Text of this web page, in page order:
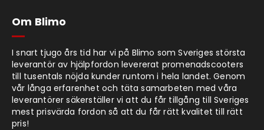
Om Blimo
I snart tjugo års tid har vi på Blimo som Sveriges största
leverantör av hjälpfordon levererat promenadscooters
till tusentals nöjda kunder runtom i hela landet. Genom
vår långa erfarenhet och täta samarbeten med våra
leverantörer säkerställer vi att du får tillgång till Sveriges
mest prisvärda fordon så att du får rätt kvalitet till rätt
pris!